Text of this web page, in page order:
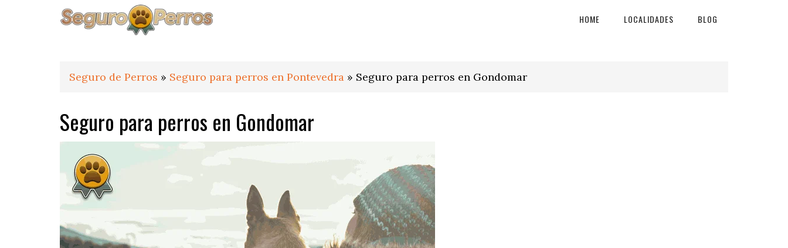
HOME LOCALIDADES BLOG
Seguro de Perros » Seguro para perros en Pontevedra » Seguro para perros en Gondomar
Seguro para perros en Gondomar